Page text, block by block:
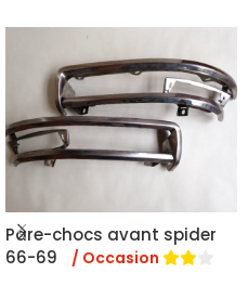
Pare-chocs avant spider
66-69
/ Occasion